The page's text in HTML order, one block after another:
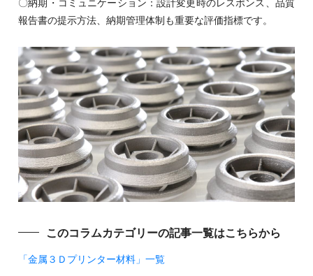
〇納期・コミュニケーション：設計変更時のレスポンス、品質
報告書の提示方法、納期管理体制も重要な評価指標です。
このコラムカテゴリーの記事一覧はこちらから
「金属３Ｄプリンター材料」一覧